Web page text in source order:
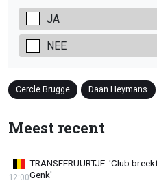
JA
NEE
Cercle Brugge Daan Heymans
Meest recent
TRANSFERUURTJE: 'Club
Genk'
12:00